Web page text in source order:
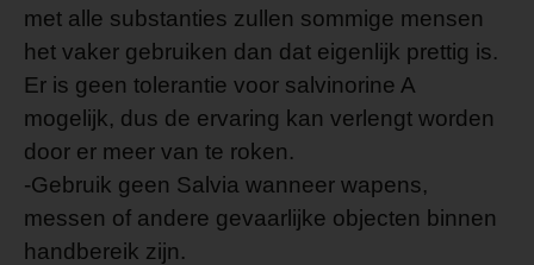
met alle substanties zullen sommige mensen
het vaker gebruiken dan dat eigenlijk prettig is.
Er is geen tolerantie voor salvinorine A
mogelijk, dus de ervaring kan verlengt worden
door er meer van te roken.
-Gebruik geen Salvia wanneer wapens,
messen of andere gevaarlijke objecten binnen
handbereik zijn.